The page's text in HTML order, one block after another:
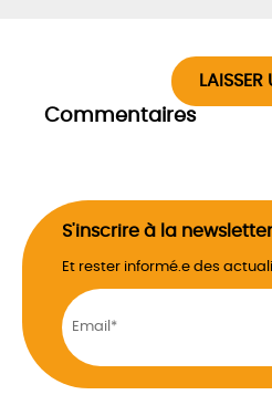
Commentaires
S'inscrire à la newsletter
Et rester informé.e des